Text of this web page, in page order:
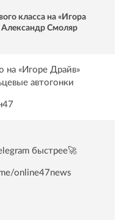
класса на «Игора
Александр Смоляр
на «Игоре Драйв»
автогонки
быстрее🚀
online47news